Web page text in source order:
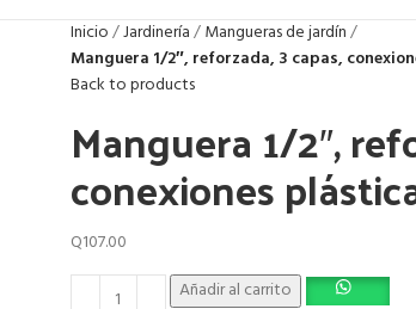
Inicio Jardinería
Mangueras de jardín
Manguera 1/2″, reforzada, 3 capas,
Back to products
Manguera 1/2″,
conexiones
Q107.00
Añadir al carrito